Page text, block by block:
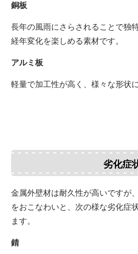
銅板
長年の風雨にさらされることで独
経年変化を楽しめる素材です。
アルミ板
軽量で加工性が高く、様々な形状
劣化症
金属外壁材は耐久性が高いですが
をおこなわいと、次の様な劣化症
ます。
錆